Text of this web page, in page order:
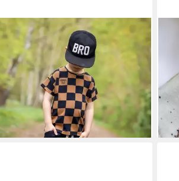
LEYLAS WELT
Stoff Stoff Baumwoll Jersey Zorro
Uni Grunge 160 cm WB
Eigenproduktion, Reaktivdruck
24,90 €
(24,90 €/ 1 m)
lieferbar - in 3-4 Werktagen bei dir